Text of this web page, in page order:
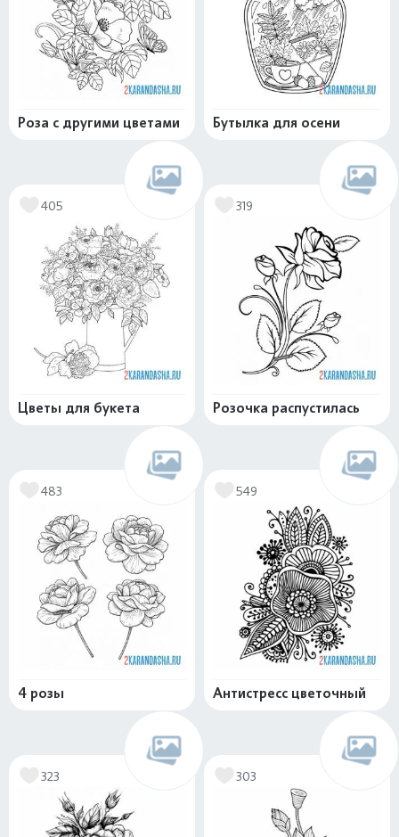
Роза с другими цветами Бутылка для осени
405
Цветы для букета
319
Розочка распустилась
483
4 розы
549
Антистресс цветочный
323 303